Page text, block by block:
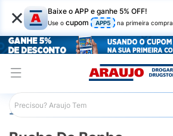
× Baixe o APP e ganhe 5% OFF!
Use o cupom APP5 na primeira compra
Araujo Higiene Pessoal